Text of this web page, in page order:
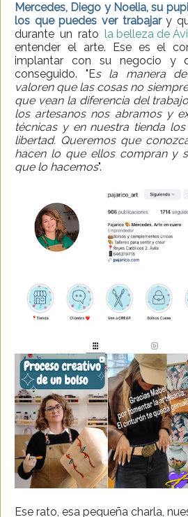
Mercedes, Diego y Noelia, su
los que puedes ver trabajary
durante un ratola belleza de
entender el arte. Ese es el
implantar con su negocio y
conseguido. "Es la manera
valoren que las cosas no
que vean la diferencia del
los artesanos nos abramos y
técnicas y en nuestra tienda
libertad. Queremos que
hacen lo que ellos compran y
que lo hacemos".
Ese rato, esa pequeña charla,